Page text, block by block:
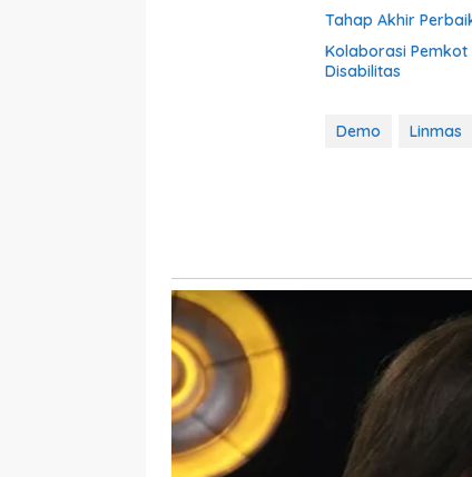
Tahap Akhir
Kolaborasi
Disabilitas
Demo Linmas